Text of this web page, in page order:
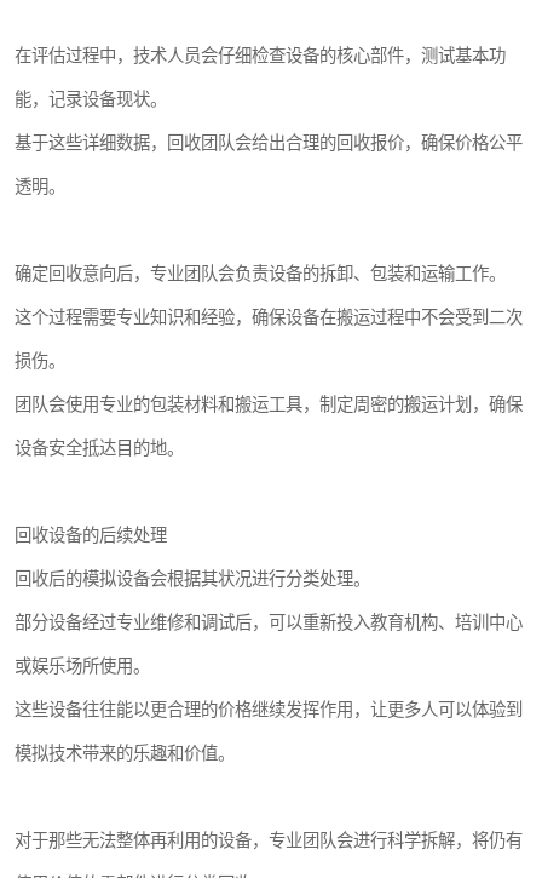
在评估过程中，技术人员会仔细检查设备的核心部件，测试基本功
能，记录设备现状。
基于这些详细数据，回收团队会给出合理的回收报价，确保价格公平
透明。
确定回收意向后，专业团队会负责设备的拆卸、包装和运输工作。
这个过程需要专业知识和经验，确保设备在搬运过程中不会受到二次
损伤。
团队会使用专业的包装材料和搬运工具，制定周密的搬运计划，确保
设备安全抵达目的地。
回收设备的后续处理
回收后的模拟设备会根据其状况进行分类处理。
部分设备经过专业维修和调试后，可以重新投入教育机构、培训中心
或娱乐场所使用。
这些设备往往能以更合理的价格继续发挥作用，让更多人可以体验到
模拟技术带来的乐趣和价值。
对于那些无法整体再利用的设备，专业团队会进行科学拆解，将仍有